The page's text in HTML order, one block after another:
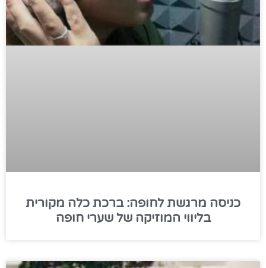
כניסה מרגשת לחופה: ברכת כלה מקורית
בליווי המוזיקה של שערי חופה